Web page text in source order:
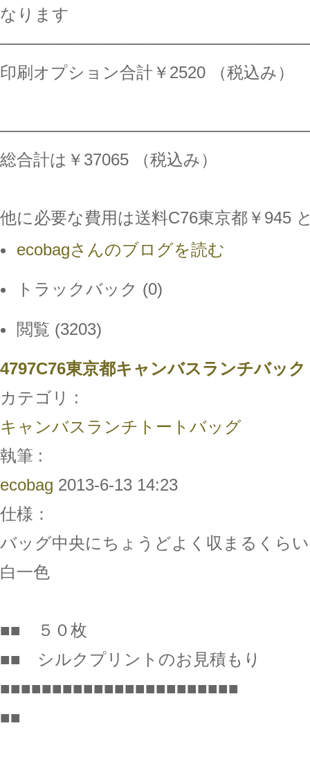
なります
印刷オプション合計￥2520 （税込み）
総合計は￥37065 （税込み）
他に必要な費用は送料C76東京都￥945
ecobagさんのブログを読む
トラックバック (0)
閲覧 (3203)
4797C76東京都キャンバスランチバック
カテゴリ :
キャンバスランチトートバッグ
執筆 :
ecobag 2013-6-13 14:23
仕様：
バッグ中央にちょうどよく収まるくらい
白一色
■■ ５０枚
■■ シルクプリントのお見積もり
■■■■■■■■■■■■■■■■■■■■■■■
■■